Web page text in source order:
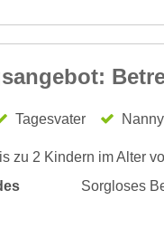
Tagesvater
zu 2 Kindern im Alter
Sorgloses